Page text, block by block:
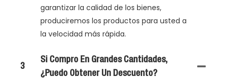
garantizar la calidad de los bienes,
produciremos los productos para usted a
la velocidad más rápida.
3
Si Compro En Grandes Cantidades,
¿puedo Obtener Un Descuento?